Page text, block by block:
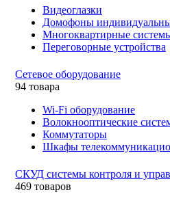
Видеоглазки
Домофоны
Многоквартирные
Переговорные устройства
Сетевое оборудование
94 товара
Wi-Fi оборудование
Волокнооптические
Коммутаторы
Шкафы
СКУД системы контроля и
469 товаров